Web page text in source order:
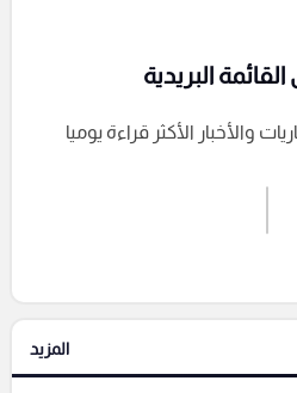
تعليق
البريدية
والأخبار الأكثر قراءة يوميا
المزيد